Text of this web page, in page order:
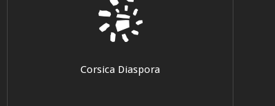
Corsica Diaspora